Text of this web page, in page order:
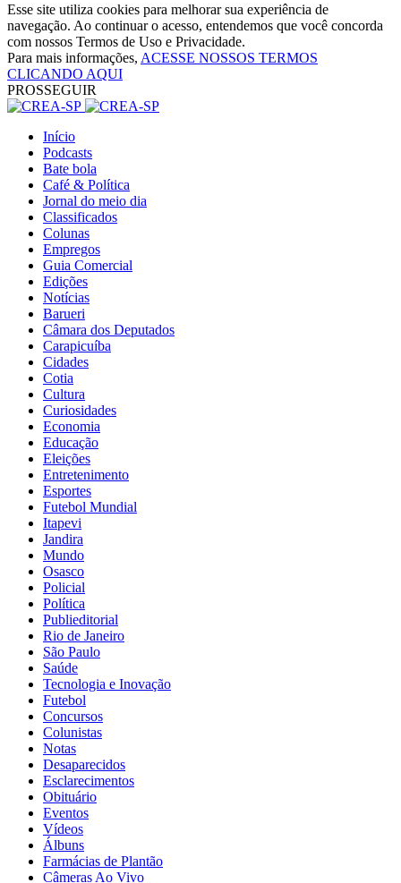
Esse site utiliza cookies para melhorar sua experiência de
navegação. Ao continuar o acesso, entendemos que você concorda
com nossos Termos de Uso e Privacidade.
Para mais informações, ACESSE NOSSOS TERMOS
CLICANDO AQUI
PROSSEGUIR
Início
Podcasts
Bate bola
Café & Política
Jornal do meio dia
Classificados
Colunas
Empregos
Guia Comercial
Edições
Notícias
Barueri
Câmara dos Deputados
Carapicuíba
Cidades
Cotia
Cultura
Curiosidades
Economia
Educação
Eleições
Entretenimento
Esportes
Futebol Mundial
Itapevi
Jandira
Mundo
Osasco
Policial
Política
Publieditorial
Rio de Janeiro
São Paulo
Saúde
Tecnologia e Inovação
Futebol
Concursos
Colunistas
Notas
Desaparecidos
Esclarecimentos
Obituário
Eventos
Vídeos
Álbuns
Farmácias de Plantão
Câmeras Ao Vivo